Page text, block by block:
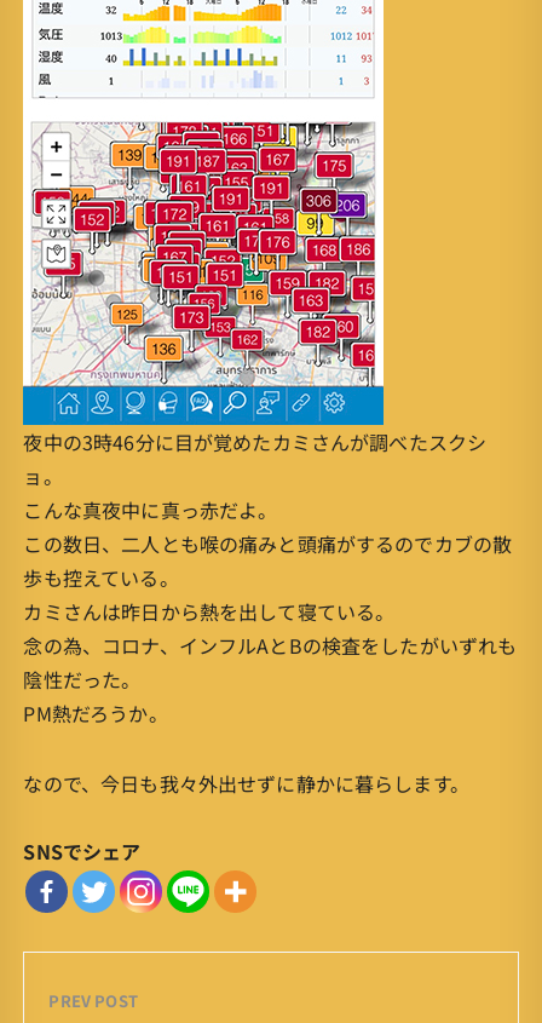
夜中の3時46分に目が覚めたカミさんが調べたスクシ
ョ。
こんな真夜中に真っ赤だよ。
この数日、二人とも喉の痛みと頭痛がするのでカブの散
歩も控えている。
カミさんは昨日から熱を出して寝ている。
念の為、コロナ、インフルAとBの検査をしたがいずれも
陰性だった。
PM熱だろうか。
なので、今日も我々外出せずに静かに暮らします。
SNSでシェア
PREV POST